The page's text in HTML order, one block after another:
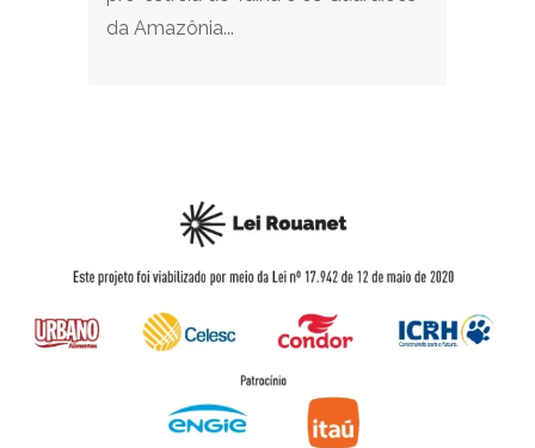
da Amazônia...